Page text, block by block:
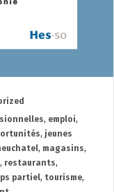
, emploi,
, jeunes
, magasins,
, restaurants,
partiel, tourisme,